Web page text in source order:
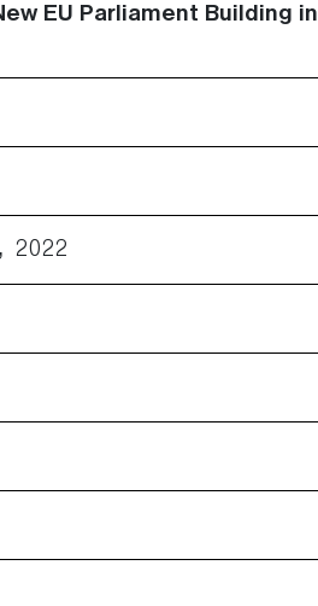
EU Parliament Building in
2022